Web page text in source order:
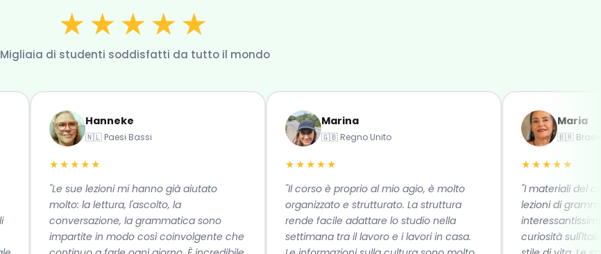
★★★★★
Migliaia di studenti soddisfatti da tutto il mondo
Hanneke
🇳🇱 Paesi Bassi
★★★★★
"Le sue lezioni mi hanno già aiutato
molto: la lettura, l'ascolto, la
conversazione, la grammatica sono
impartite in modo così coinvolgente che
Marina
🇬🇧 Regno Unito
★★★★★
"Il corso è proprio al mio agio, è molto
organizzato e strutturato. La struttura
rende facile adattare lo studio nella
settimana tra il lavoro e i lavori in casa.
Maria
🇧🇷 Brasile
★★★★★
"I materiali del
lezioni di
interessantissimi e
curiosità sull'Italia: